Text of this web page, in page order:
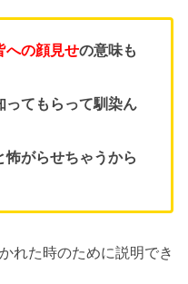
への顔見せの意味も
ってもらって馴染ん
がらせちゃうから
れた時のために説明でき